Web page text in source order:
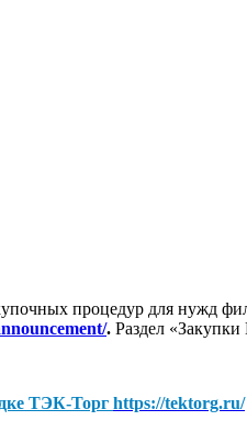
процедур для нужд
. Раздел
ТЭК-Торг https://tektorg.ru/